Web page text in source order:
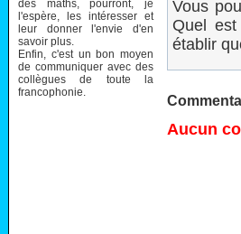
des maths, pourront, je
l'espère, les intéresser et
leur donner l'envie d'en
savoir plus.
Enfin, c'est un bon moyen
de communiquer avec des
collègues de toute la
francophonie.
Vous
Quel
établir
Aucun